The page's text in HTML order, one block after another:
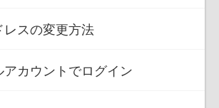
レスの変更方法
アカウントでログイン